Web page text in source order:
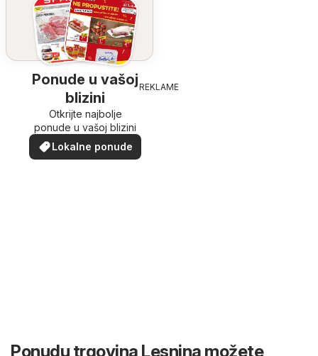
Ponude u vašoj
blizini
Otkrijte najbolje
ponude u vašoj blizini
Lokalne ponude
REKLAME
Ponudu trgovina Lesnina možete